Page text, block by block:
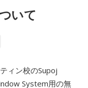
いて
ィン校のSupoj
System用の無